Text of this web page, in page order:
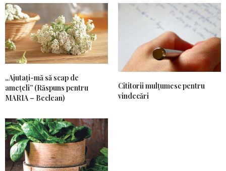
„Ajutați-mă să scap de
amețeli” (Răspuns pentru
MARIA – Beclean)
Cititorii mulțumesc pentru
vindecări